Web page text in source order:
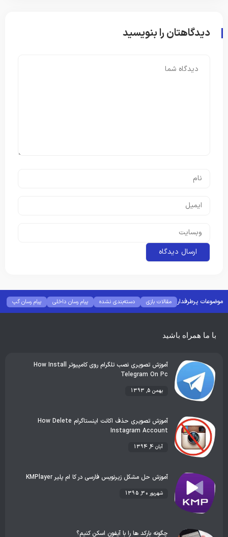
دیدگاهتان را بنویسید
موضوعات پرطرفدار مقالات بازی دسته‌بندی نشده پیام رسان داخلی
پیام رسان گپ
بهترین گجت ها
هوش مصنوعی رفع خطا و ارور
با ما همراه باشید
آموزش تصویری نصب تلگرام روی کامپیوتر How Install
Telegram On Pc
بهمن 5, 1393
آموزش تصویری حذف اکانت اینستاگرام How Delete
Instagram Account
آبان 4, 1394
آموزش حل مشکل زیرنویس فارسی در کا ام پلیر KMPlayer
شهریور 30, 1395
چگونه بارکد ها را با آیفون اسکن کنیم؟